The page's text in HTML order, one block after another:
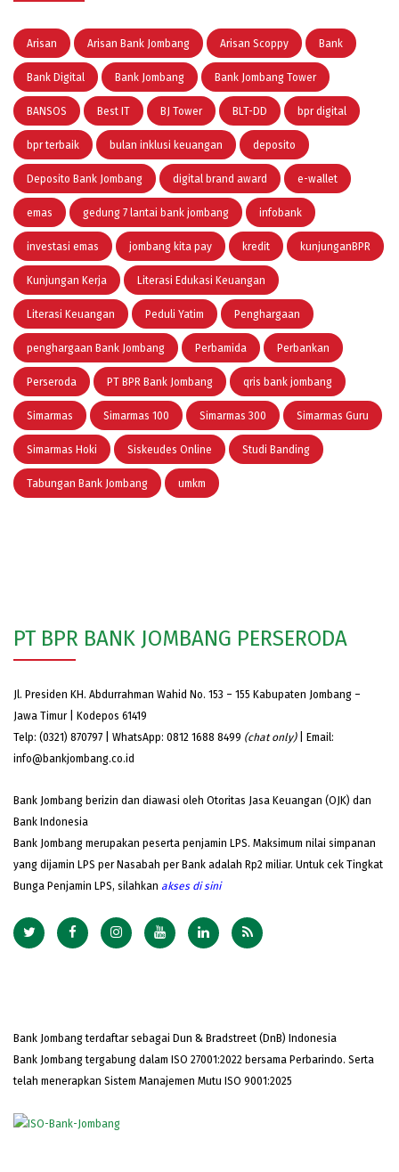
Arisan Arisan Bank Jombang Arisan Scoppy Bank
Bank Digital Bank Jombang Bank Jombang Tower
BANSOS Best IT BJ Tower BLT-DD bpr digital
bpr terbaik bulan inklusi keuangan deposito
Deposito Bank Jombang digital brand award e-wallet
emas gedung 7 lantai bank jombang infobank
investasi emas jombang kita pay kredit kunjunganBPR
Kunjungan Kerja Literasi Edukasi Keuangan
Literasi Keuangan Peduli Yatim Penghargaan
penghargaan Bank Jombang Perbamida Perbankan
Perseroda PT BPR Bank Jombang qris bank jombang
Simarmas Simarmas 100 Simarmas 300 Simarmas Guru
Simarmas Hoki Siskeudes Online Studi Banding
Tabungan Bank Jombang umkm
PT BPR BANK JOMBANG PERSERODA
Jl. Presiden KH. Abdurrahman Wahid No. 153 – 155 Kabupaten Jombang –
Jawa Timur | Kodepos 61419
Telp: (0321) 870797 | WhatsApp: 0812 1688 8499 (chat only)| Email:
info@bankjombang.co.id
Bank Jombang berizin dan diawasi oleh Otoritas Jasa Keuangan (OJK) dan
Bank Indonesia
Bank Jombang merupakan peserta penjamin LPS. Maksimum nilai simpanan
yang dijamin LPS per Nasabah per Bank adalah Rp2 miliar. Untuk cek Tingkat
Bunga Penjamin LPS, silahkan akses di sini
Bank Jombang terdaftar sebagai Dun & Bradstreet (DnB) Indonesia
Bank Jombang tergabung dalam ISO 27001:2022 bersama Perbarindo. Serta
telah menerapkan Sistem Manajemen Mutu ISO 9001:2025